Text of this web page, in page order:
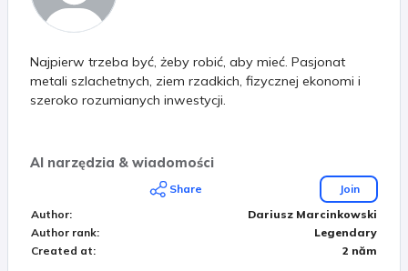
Najpierw trzeba być, żeby robić, aby mieć. Pasjonat
metali szlachetnych, ziem rzadkich, fizycznej ekonomi i
szeroko rozumianych inwestycji.
AI narzędzia & wiadomości
Share
Join
Author:
Dariusz Marcinkowski
Author rank:
Legendary
Created at: 2 năm